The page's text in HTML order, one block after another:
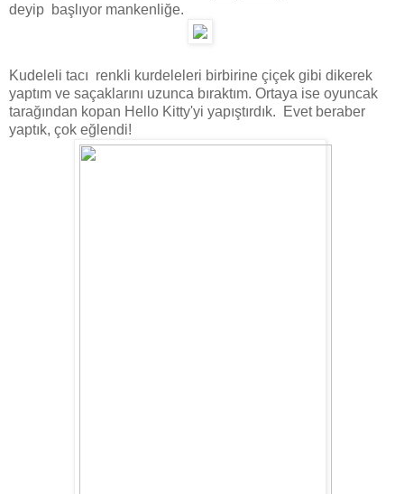
deyip başlıyor mankenliğe.
Kudeleli tacı renkli kurdeleleri birbirine çiçek gibi dikerek
yaptım ve saçaklarını uzunca bıraktım. Ortaya ise oyuncak
tarağından kopan Hello Kitty'yi yapıştırdık. Evet beraber
yaptık, çok eğlendi!